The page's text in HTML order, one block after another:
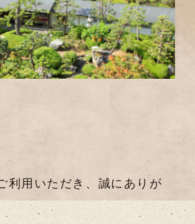
利用いただき、誠にありが